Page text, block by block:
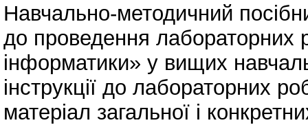
Навчально-методичний
до проведення лабораторних
інформатики» у вищих
інструкції до лабораторних
матеріал загальної і